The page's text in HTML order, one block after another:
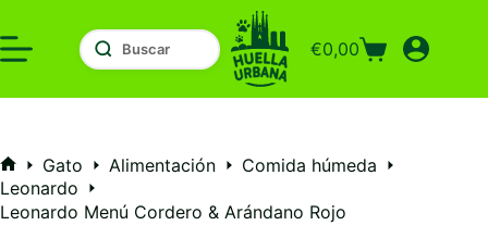
al
contenido
Carro
compra
€0,00
Inicio
Gato Alimentación
Comida húmeda
Leonardo
Leonardo Menú Cordero & Arándano Rojo